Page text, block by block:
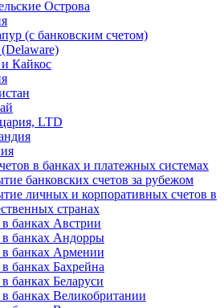
Острова
(c банковским счетом)
Кайкос
LTD
в банках и платежных системах
банковских счетов за рубежом
личных и корпоративных счетов в
странах
в банках Австрии
в банках Андорры
в банках Армении
банках Бахрейна
банках Беларуси
банках Великобритании